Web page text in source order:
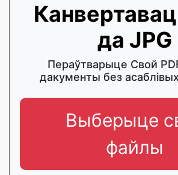
да JPG
Пераўтварыце Свой
дакументы без
Выберыце
файлы